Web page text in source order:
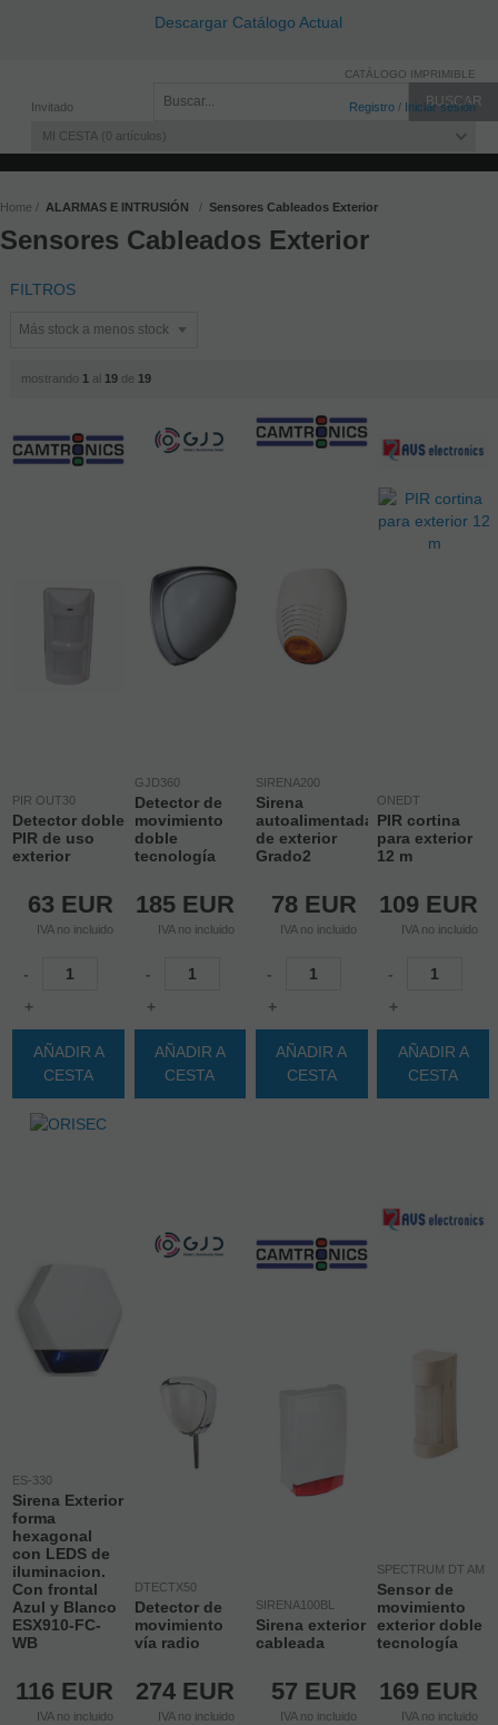
Descargar Catálogo Actual
Invitado Registro / Iniciar sesión
MI CESTA 0 artículos
CATÁLOGO IMPRIMIBLE
Home ALARMAS E INTRUSIÓN Sensores Cableados Exterior
Sensores Cableados Exterior
FILTROS
mostrando 1 al 19de 19
PIR OUT30
Detector doble
PIR de uso
exterior
63 EUR
IVA no incluido
-
+
AÑADIR A
CESTA
GJD360
Detector de
movimiento
doble
tecnología
185 EUR
IVA no incluido
-
+
AÑADIR A
CESTA
SIRENA200
Sirena
autoalimentada
de exterior
Grado2
78 EUR
IVA no incluido
-
+
AÑADIR A
CESTA
ONEDT
PIR cortina
para exterior
12 m
109 EUR
IVA no incluido
-
+
AÑADIR A
CESTA
ES-330
Sirena Exterior
forma
hexagonal
con LEDS de
iluminacion.
Con frontal
Azul y Blanco
ESX910-FC-
WB
116 EUR
IVA no incluido
DTECTX50
Detector de
movimiento
vía radio
274 EUR
IVA no incluido
SIRENA100BL
Sirena exterior
cableada
57 EUR
IVA no incluido
SPECTRUM DT AM
Sensor de
movimiento
exterior doble
tecnología
169 EUR
IVA no incluido